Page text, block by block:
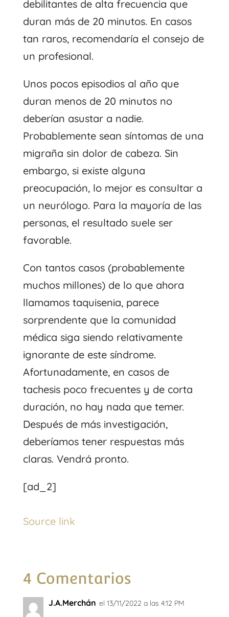
debilitantes de alta frecuencia que
duran más de 20 minutos. En casos
tan raros, recomendaría el consejo de
un profesional.
Unos pocos episodios al año que
duran menos de 20 minutos no
deberían asustar a nadie.
Probablemente sean síntomas de una
migraña sin dolor de cabeza. Sin
embargo, si existe alguna
preocupación, lo mejor es consultar a
un neurólogo. Para la mayoría de las
personas, el resultado suele ser
favorable.
Con tantos casos (probablemente
muchos millones) de lo que ahora
llamamos taquisenia, parece
sorprendente que la comunidad
médica siga siendo relativamente
ignorante de este síndrome.
Afortunadamente, en casos de
tachesis poco frecuentes y de corta
duración, no hay nada que temer.
Después de más investigación,
deberíamos tener respuestas más
claras. Vendrá pronto.
[ad_2]
Source link
4 Comentarios
J.A.Merchán el 13/11/2022 a las 4:12 PM